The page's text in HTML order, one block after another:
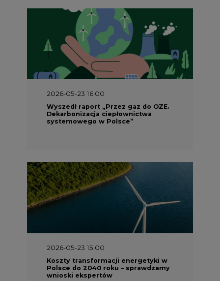
2026-05-23 16:00
Wyszedł raport „Przez gaz do OZE.
Dekarbonizacja ciepłownictwa
systemowego w Polsce”
2026-05-23 15:00
Koszty transformacji energetyki w
Polsce do 2040 roku – sprawdzamy
wnioski ekspertów